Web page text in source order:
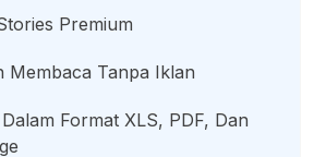
Premium
Membaca Tanpa Iklan
Format XLS, PDF, Dan